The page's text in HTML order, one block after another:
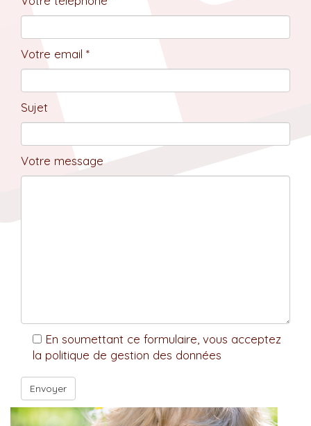
Votre email *
Sujet
Votre message
En soumettant ce formulaire, vous acceptez
la politique de gestion des données